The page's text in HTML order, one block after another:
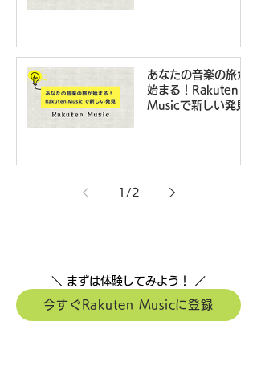
あなたの音楽の旅が
始まる！Rakuten
Musicで新しい発見
1 /2
＼ まずは体験してみよう！ ／
今すぐRakuten Musicに登録